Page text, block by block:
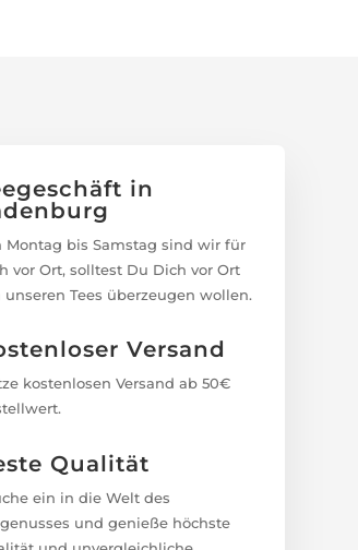
in
Montag bis Samstag sind wir für
vor Ort, solltest Du Dich vor Ort
unseren Tees überzeugen wollen.
Versand
kostenlosen Versand ab 50€
Qualität
ein in die Welt des
und genieße höchste